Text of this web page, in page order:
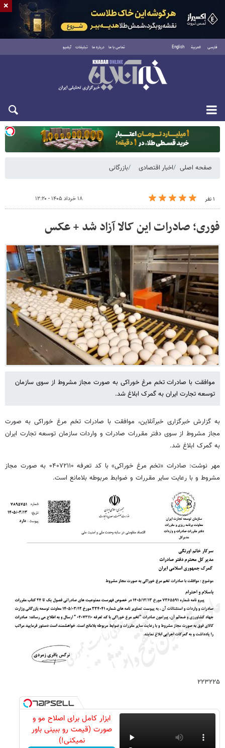
فارسی العربية English تماس با ما درباره ما تبلیغات آرشیو
دوشنبه ۱۹ مرداد ۱۴۰۵
صفحه اصلی اخبار اقتصادی بازرگانی
۱ نفر ۱۸ خرداد ۱۴۰۵ - ۱۲:۲۰
فوری؛ صادرات این کالا آزاد شد + عکس
موافقت با صادرات تخم مرغ خوراکی به صورت مجاز مشروط از سوی سازمان
توسعه تجارت ایران به گمرک ابلاغ شد.
به گزارش خبرگزاری خبرآنلاین، موافقت با صادرات تخم مرغ خوراکی به صورت
مجاز مشروط از سوی دفتر مقـررات صادرات و واردات سازمان توسعه تجارت ایران
به گمرک ابلاغ شد.
مهر نوشت: صادرات «تخم مرغ خوراکی» با کد تعرفه ۰۴۰۷۲۱۱۰ به صورت مجاز
مشروط و با رعایت سایر مقـررات و ضوابط مربوطه بلامانع است.
۲۲۳۲۲۵
ابزار کامل برای اصلاح مو و
صورت (قیمت رو ببینی باور
نمیکنی!)
×